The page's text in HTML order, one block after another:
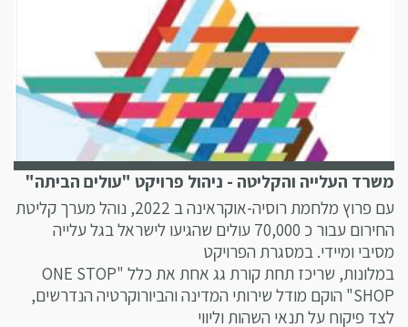
משרד העלייה והקליטה - ניהול פרויקט "עולים הביתה"
עם פרוץ מלחמת רוסיה-אוקראינה ב 2022, נוהל מערך קליטת
החירום עבור כ 70,000 עולים שהגיעו לישראל בגל עלייה
מסיבי ומיידי. במסגרת הפרויקט
במלונות, שריכז תחת קורת גג אחת את כלל "ONE STOP
SHOP" הוקם מודל שירותי המדינה והביורוקרטיה הנדרשים,
לצד פיקוח על תנאי השהות וליווי